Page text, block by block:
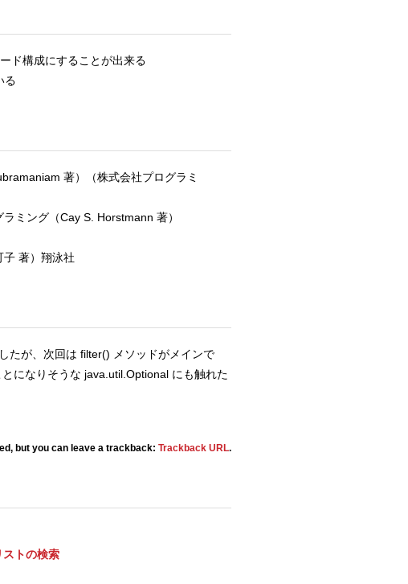
ド構成にすることが出来る
る
著）（株式会社プログラミ
ミング（Cay S. Horstmann 著）
著）翔泳社
たが、次回は filter() メソッドがメインで
になりそうな java.util.Optional にも触れた
but you can leave a trackback: Trackback URL.
トの検索